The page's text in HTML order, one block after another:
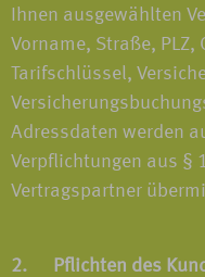
Ihnen ausgewählten
Vorname, Straße,
Tarifschlüssel,
Adressdaten werden
Verpflichtungen aus §
Vertragspartner
2. Pflichten des